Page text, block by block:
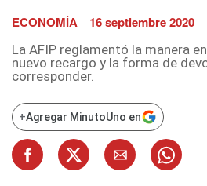
ECONOMÍA 16 septiembre 2020
La AFIP reglamentó la manera
nuevo recargo y la forma de
corresponder.
+Agregar MinutoUno en